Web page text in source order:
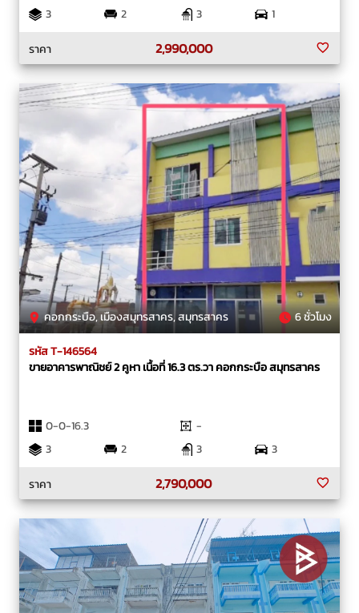
3
2 3
1
ราคา
2,990,000
คอกกระบือ, เมืองสมุทรสาคร, สมุทรสาคร 6 ชั่วโมง
รหัส T-146564
ขายอาคารพาณิชย์ 2 คูหา เนื้อที่ 16.3 ตร.วา คอกกระบือ สมุทรสาคร
0-0-16.3
-
3
2 3
3
ราคา
2,790,000